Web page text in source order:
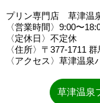
プリン専門店 草津温
〈営業時間〉9:00〜
〈定休日〉不定休
〈住所〉〒377-1711
〈アクセス〉草津温
草津温泉